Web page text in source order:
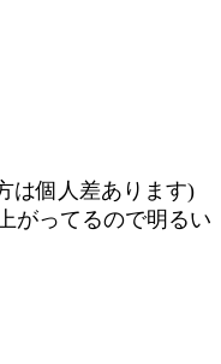
は個人差あります)
がってるので明るい